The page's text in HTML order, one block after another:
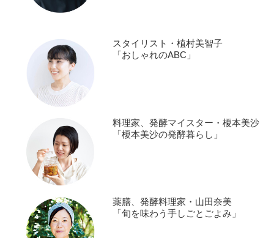
スタイリスト・植村美智子
「おしゃれのABC」
料理家、発酵マイスター・榎本美沙
「榎本美沙の発酵暮らし」
薬膳、発酵料理家・山田奈美
「旬を味わう手しごとごよみ」